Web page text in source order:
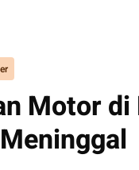
Motor